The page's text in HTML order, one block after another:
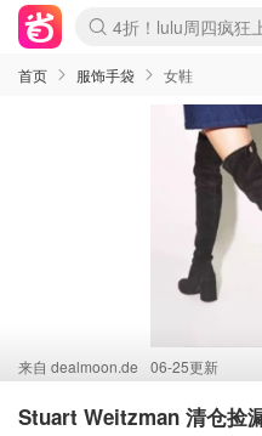
Boticinal 夏促开抢！
4折！lulu周四疯狂
还没结束！
Joybuy变相75折 随
速领！Stanley独家
疑似霸哥！Camper
Zalando 奥莱闪促！
Moncler反季囤！5
Coach Brooklyn仅
首页 服饰手袋 女鞋
来自 dealmoon.de 06-25更新
Stuart Weitzman 清仓捡